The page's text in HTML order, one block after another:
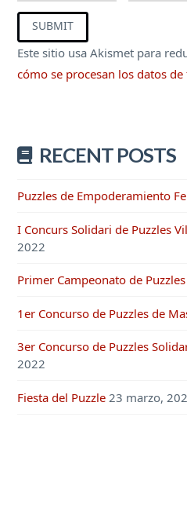
Este sitio usa Akismet para
cómo se procesan los datos
RECENT POSTS
Puzzles de Empoderamiento
I Concurs Solidari de Puzzles
2022
Primer Campeonato de
1er Concurso de Puzzles de
3er Concurso de Puzzles
2022
Fiesta del Puzzle 23 marzo,